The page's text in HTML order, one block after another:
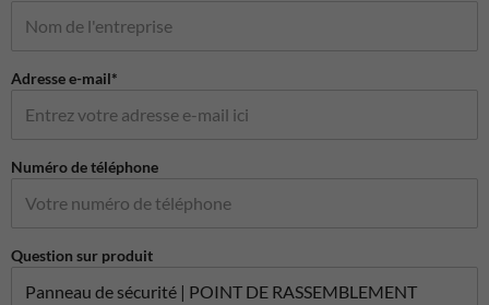
Adresse e-mail*
Numéro de téléphone
Question sur produit